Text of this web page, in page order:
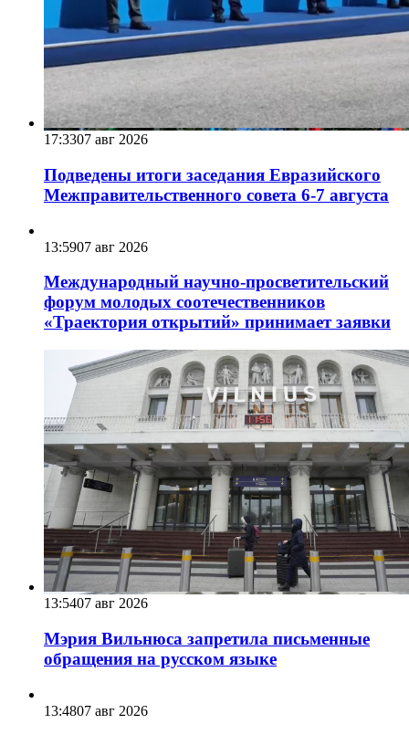
17:3307 авг 2026
Подведены итоги заседания Евразийского
Межправительственного совета 6-7 августа
13:5907 авг 2026
Международный научно-просветительский
форум молодых соотечественников
«Траектория открытий» принимает заявки
13:5407 авг 2026
Мэрия Вильнюса запретила письменные
обращения на русском языке
13:4807 авг 2026